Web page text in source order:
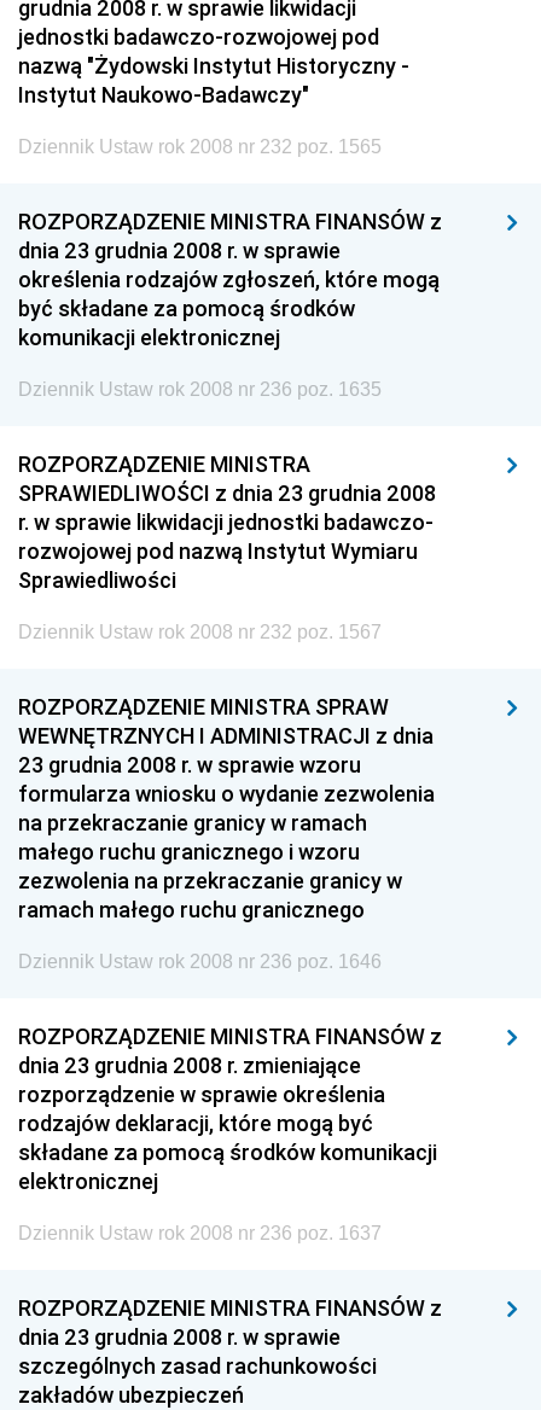
grudnia 2008 r. w sprawie likwidacji
jednostki badawczo-rozwojowej pod
nazwą "Żydowski Instytut Historyczny -
Instytut Naukowo-Badawczy"
Dziennik Ustaw rok 2008 nr 232 poz. 1565
ROZPORZĄDZENIE MINISTRA FINANSÓW z
dnia 23 grudnia 2008 r. w sprawie
określenia rodzajów zgłoszeń, które mogą
być składane za pomocą środków
komunikacji elektronicznej
Dziennik Ustaw rok 2008 nr 236 poz. 1635
ROZPORZĄDZENIE MINISTRA
SPRAWIEDLIWOŚCI z dnia 23 grudnia 2008
r. w sprawie likwidacji jednostki badawczo-
rozwojowej pod nazwą Instytut Wymiaru
Sprawiedliwości
Dziennik Ustaw rok 2008 nr 232 poz. 1567
ROZPORZĄDZENIE MINISTRA SPRAW
WEWNĘTRZNYCH I ADMINISTRACJI z dnia
23 grudnia 2008 r. w sprawie wzoru
formularza wniosku o wydanie zezwolenia
na przekraczanie granicy w ramach
małego ruchu granicznego i wzoru
zezwolenia na przekraczanie granicy w
ramach małego ruchu granicznego
Dziennik Ustaw rok 2008 nr 236 poz. 1646
ROZPORZĄDZENIE MINISTRA FINANSÓW z
dnia 23 grudnia 2008 r. zmieniające
rozporządzenie w sprawie określenia
rodzajów deklaracji, które mogą być
składane za pomocą środków komunikacji
elektronicznej
Dziennik Ustaw rok 2008 nr 236 poz. 1637
ROZPORZĄDZENIE MINISTRA FINANSÓW z
dnia 23 grudnia 2008 r. w sprawie
szczególnych zasad rachunkowości
zakładów ubezpieczeń